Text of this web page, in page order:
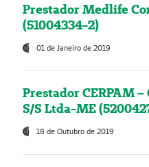
Prestador Medlife
(51004334-2)
01 de Janeiro de 2019
Prestador CERPAM
S/S Ltda-ME
18 de Outubro de 2019